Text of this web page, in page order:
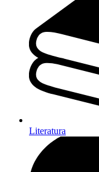
Literatura